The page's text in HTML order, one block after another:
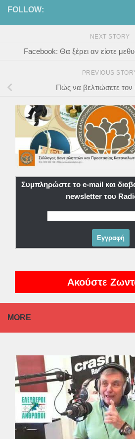
FOLLOW:
NEXT STORY
Facebook: Θα ξέρει αν είστε
PREVIOUS
Πώς να βελτιώσετε
Συμπληρώστε το e-mail και
newsletter του
Ακούστε
MORE